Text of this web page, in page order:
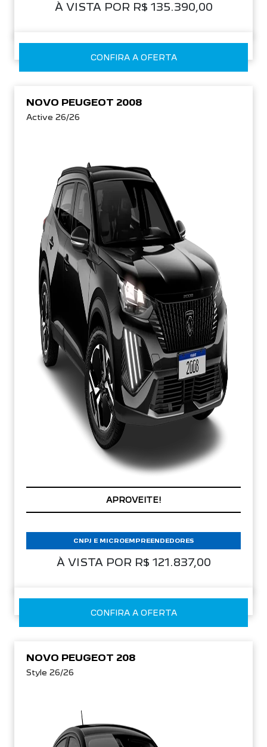
À VISTA POR R$ 135.390,00
CONFIRA A OFERTA
NOVO PEUGEOT 2008
Active 26/26
PREÇOS REDUZIDOS
À VISTA POR R$ 121.837,00
CNPJ E MICROEMPREENDEDORES
CONFIRA A OFERTA
NOVO PEUGEOT 208
Style 26/26